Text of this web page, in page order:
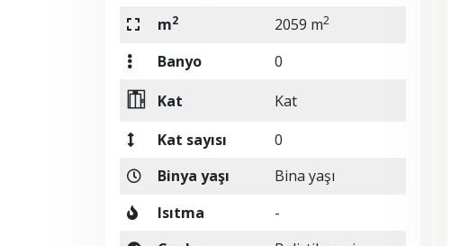
m2 2059 m2
Banyo
0
Kat
Kat
Kat sayısı
0
Binya yaşı
Bina yaşı
Isıtma
-